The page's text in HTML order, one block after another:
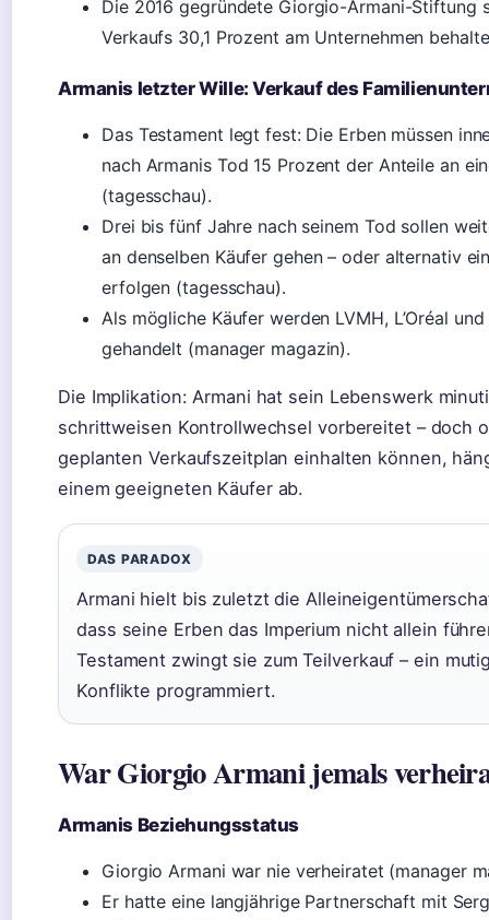
Die 2016 gegründete Giorgio-Armani-Stiftung
Verkaufs 30,1 Prozent am Unternehmen
Armanis letzter Wille: Verkauf des
Das Testament legt fest: Die Erben müssen
nach Armanis Tod 15 Prozent der Anteile an
(tagesschau).
Drei bis fünf Jahre nach seinem Tod sollen
an denselben Käufer gehen – oder alternativ
erfolgen (tagesschau).
Als mögliche Käufer werden LVMH, L’Oréal
gehandelt (manager magazin).
Die Implikation: Armani hat sein Lebenswerk
schrittweisen Kontrollwechsel vorbereitet – doch
geplanten Verkaufszeitplan einhalten können,
einem geeigneten Käufer ab.
DAS PARADOX
Armani hielt bis zuletzt die
dass seine Erben das Imperium nicht allein
Testament zwingt sie zum Teilverkauf – ein
Konflikte programmiert.
War Giorgio Armani jemals
Armanis Beziehungsstatus
Giorgio Armani war nie verheiratet (manager
Er hatte eine langjährige Partnerschaft mit